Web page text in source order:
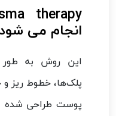
انجام می
این روش به طور
پلک‌ها، خطوط ریز
پوست طراحی شده